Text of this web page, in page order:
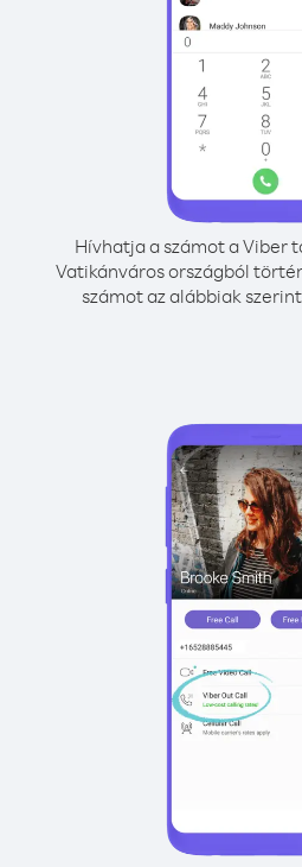
Hívhatja a számot a Viber
Vatikánváros országból
számot az alábbiak